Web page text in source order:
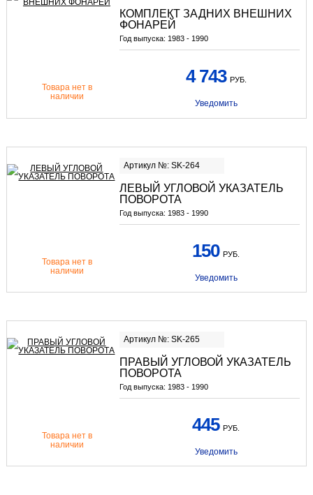
КОМПЛЕКТ ЗАДНИХ ВНЕШНИХ
ФОНАРЕЙ
Год выпуска: 1983 - 1990
Товара нет в
наличии
4 743 РУБ.
Уведомить
Артикул №: SK-264
ЛЕВЫЙ УГЛОВОЙ УКАЗАТЕЛЬ
ПОВОРОТА
Год выпуска: 1983 - 1990
Товара нет в
наличии
150 РУБ.
Уведомить
Артикул №: SK-265
ПРАВЫЙ УГЛОВОЙ УКАЗАТЕЛЬ
ПОВОРОТА
Год выпуска: 1983 - 1990
Товара нет в
наличии
445 РУБ.
Уведомить